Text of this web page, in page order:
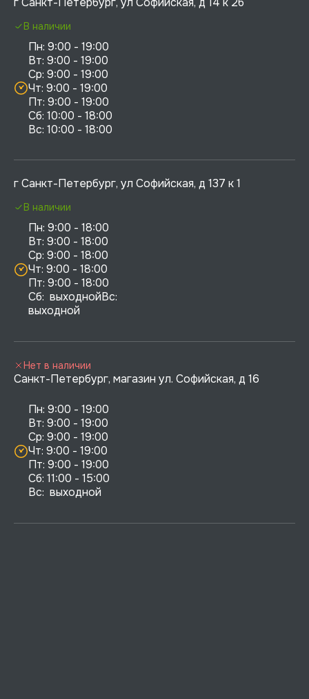
Пн: 9:00 - 19:00
Вт: 9:00 - 19:00
Ср: 9:00 - 19:00
Чт: 9:00 - 19:00
Пт: 9:00 - 19:00
Сб: 10:00 - 18:00
В наличии
г Санкт-Петербург, ул Софийская, д 137 к 1
Пн: 9:00 - 18:00
Вт: 9:00 - 18:00
Ср: 9:00 - 18:00
Чт: 9:00 - 18:00
Пт: 9:00 - 18:00
Сб:  выходнойВс:
выходной
В наличии
Санкт-Петербург, магазин ул. Софийская, д 16
Пн: 9:00 - 19:00
Вт: 9:00 - 19:00
Ср: 9:00 - 19:00
Чт: 9:00 - 19:00
Пт: 9:00 - 19:00
Сб: 11:00 - 15:00
Вс:  выходной
Нет в наличии